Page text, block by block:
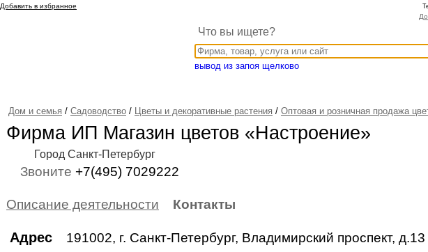
Добавить в избранное
Что вы ищете?
вывод из запоя щелково
Дом и семья / Садоводство / Цветы и декоративные растения / Оптовая и розничная продажа
Фирма ИП Магазин цветов «Настроение»
Город Санкт-Петербург
Звоните +7(495) 7029222
Описание деятельности Контакты
Адрес 191002, г. Санкт-Петербург, Владимирский проспект, д.13